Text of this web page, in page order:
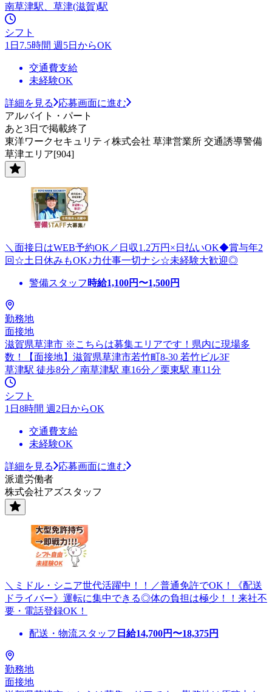
南草津駅、草津(滋賀)駅
シフト
1日7.5時間 週5日からOK
交通費支給
未経験OK
詳細を見る
応募画面に進む
アルバイト・パート
あと3日で掲載終了
東洋ワークセキュリティ株式会社 草津営業所 交通誘導警備
草津エリア[904]
＼面接日はWEB予約OK／日収1.2万円×日払いOK◆賞与年2
回☆土日休みもOK♪力仕事一切ナシ☆未経験大歓迎◎
警備スタッフ 時給1,100円〜1,500円
勤務地
面接地
滋賀県草津市 ※こちらは募集エリアです！県内に現場多
数！【面接地】滋賀県草津市若竹町8-30 若竹ビル3F
草津駅 徒歩8分／南草津駅 車16分／栗東駅 車11分
シフト
1日8時間 週2日からOK
交通費支給
未経験OK
詳細を見る
応募画面に進む
派遣労働者
株式会社アズスタッフ
＼ミドル・シニア世代活躍中！！／普通免許でOK！《配送
ドライバー》運転に集中できる◎体の負担は極少！！来社不
要・電話登録OK！
配送・物流スタッフ 日給14,700円〜18,375円
勤務地
面接地